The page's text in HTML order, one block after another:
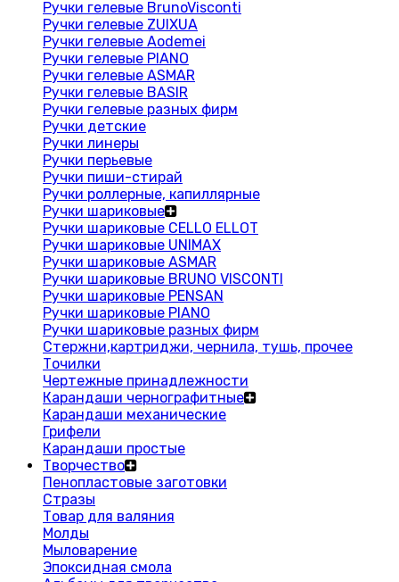
Ручки гелевые BrunoVisconti
Ручки гелевые ZUIXUA
Ручки гелевые Aodemei
Ручки гелевые PIANO
Ручки гелевые ASMAR
Ручки гелевые BASIR
Ручки гелевые разных фирм
Ручки детские
Ручки линеры
Ручки перьевые
Ручки пиши-стирай
Ручки роллерные, капиллярные
Ручки шариковые
Ручки шариковые CELLO ELLOT
Ручки шариковые UNIMAX
Ручки шариковые ASMAR
Ручки шариковые BRUNO VISCONTI
Ручки шариковые PENSAN
Ручки шариковые PIANO
Ручки шариковые разных фирм
Стержни,картриджи, чернила, тушь, прочее
Точилки
Чертежные принадлежности
Карандаши чернографитные
Карандаши механические
Грифели
Карандаши простые
Творчество
Пенопластовые заготовки
Стразы
Товар для валяния
Молды
Мыловарение
Эпоксидная смола